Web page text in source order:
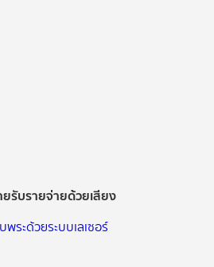
รับรายจ่ายด้วยเสียง